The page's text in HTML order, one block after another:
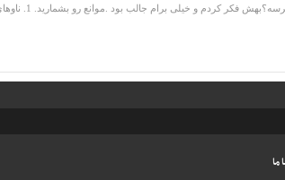
و خیلی برام جالب بود .موانع رو بشمارید. 1. ناوهای آمریکا در خلیج ...
ما